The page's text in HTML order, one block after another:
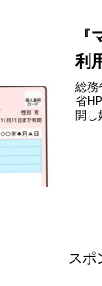
利
総務
省
開し
スポ